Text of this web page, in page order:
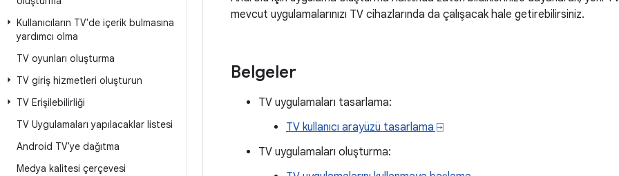
Kullanıcıların TV'de içerik bulmasına
yardımcı olma
TV oyunları oluşturma
TV giriş hizmetleri oluşturun
TV Erişilebilirliği
TV Uygulamaları yapılacaklar listesi
Android TV'ye dağıtma
Medya kalitesi çerçevesi
mevcut uygulamalarınızı TV cihazlarında da çalışacak hale getirebilirsiniz.
Belgeler
TV uygulamaları tasarlama:
TV kullanıcı arayüzü tasarlama ⍈
TV uygulamaları oluşturma: